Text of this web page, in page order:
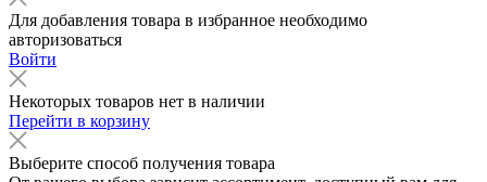
Для добавления товара в избранное необходимо
авторизоваться
Войти
Некоторых товаров нет в наличии
Перейти в корзину
Выберите способ получения товара